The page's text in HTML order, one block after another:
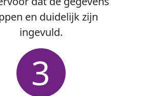
en duidelijk zijn
ingevuld.
3